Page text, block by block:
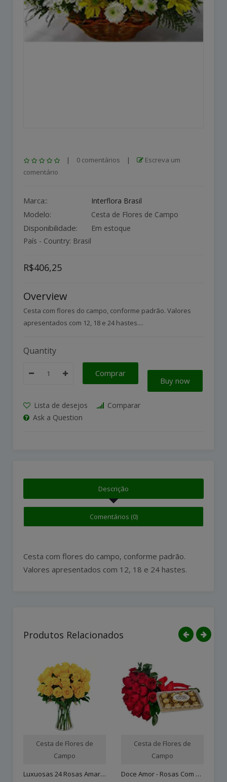
| 0 comentários |
Escreva um
comentário
Marca:: Interflora Brasil
Modelo: Cesta de Flores de Campo
Disponibilidade:
Em estoque
País - Country: Brasil
R$406,25
Overview
Cesta com flores do campo, conforme padrão. Valores
apresentados com 12, 18 e 24 hastes....
Quantity
Comprar
Buy now
Lista de desejos
Comparar
Ask a Question
Descrição
Comentários (0)
Cesta com flores do campo, conforme padrão.
Valores apresentados com 12, 18 e 24 hastes.
Produtos Relacionados
Cesta de Flores de
Campo
Luxuosas 24 Rosas Amarela..
Cesta de Flores de
Campo
Doce Amor - Rosas Com Cho..